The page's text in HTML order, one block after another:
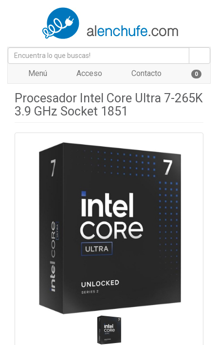
Menú Acceso Contacto 0
Procesador Intel Core Ultra 7-265K
3.9 GHz Socket 1851